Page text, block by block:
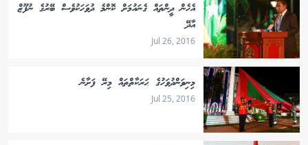
އެހެން ދީންތައް ގެނައުމަށް ކޮންމެ ދުވަހަކުވެސް ބޭރުގެ ނުފޫޒް
އާދޭ
Jul 26, 2016
މިނިވަންދުވަހުގެ ޙަރަކާތްތައް މިރޭ ފަށާނެ
Jul 25, 2016